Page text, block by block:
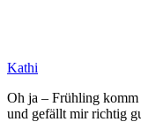
Kathi
Oh ja – Frühling
und gefällt mir richtig